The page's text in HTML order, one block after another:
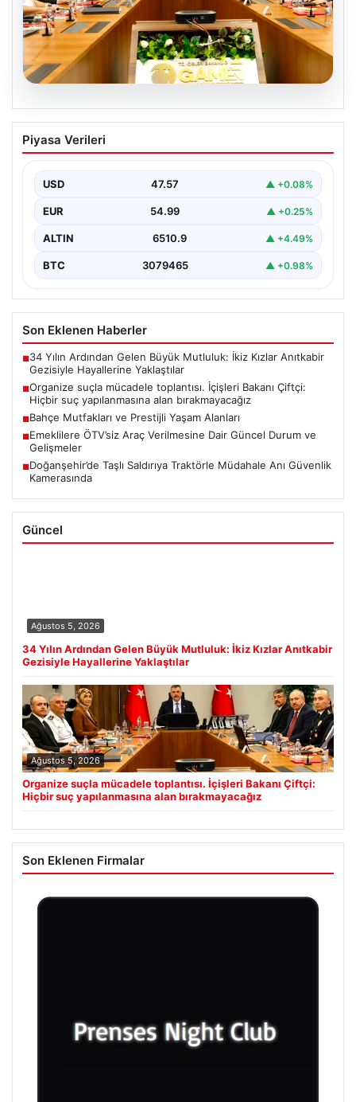
05.08.2026
Organize suçla mücadele toplantısı.
İçişleri Bakanı Çiftçi: Hiçbir suç
Piyasa Verileri
USD 47.57 ▲ +0.08%
EUR 54.99 ▲ +0.25%
ALTIN 6510.9 ▲ +4.49%
BTC 3079465 ▲ +0.98%
Son Eklenen Haberler
■34 Yılın Ardından Gelen Büyük Mutluluk: İkiz Kızlar Anıtkabir
Gezisiyle Hayallerine Yaklaştılar
■Organize suçla mücadele toplantısı. İçişleri Bakanı Çiftçi:
Hiçbir suç yapılanmasına alan bırakmayacağız
■Bahçe Mutfakları ve Prestijli Yaşam Alanları
■Emeklilere ÖTV’siz Araç Verilmesine Dair Güncel Durum ve
Gelişmeler
■Doğanşehir’de Taşlı Saldırıya Traktörle Müdahale Anı Güvenlik
Kamerasında
Güncel
Ağustos 5, 2026
34 Yılın Ardından Gelen Büyük Mutluluk: İkiz Kızlar Anıtkabir
Gezisiyle Hayallerine Yaklaştılar
Ağustos 5, 2026
Organize suçla mücadele toplantısı. İçişleri Bakanı Çiftçi:
Hiçbir suç yapılanmasına alan bırakmayacağız
Son Eklenen Firmalar